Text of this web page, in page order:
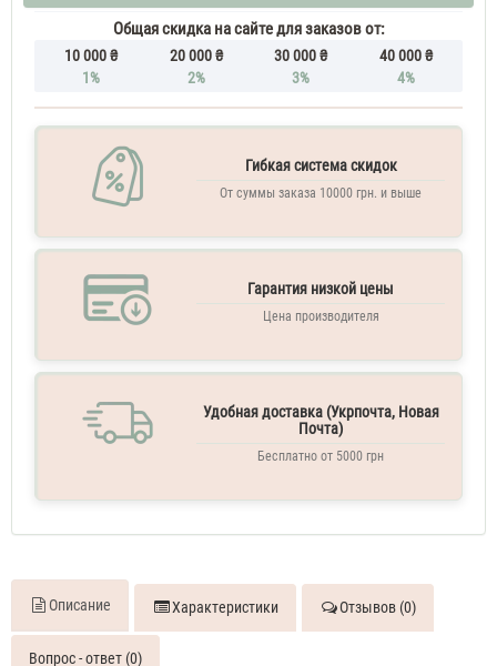
Общая скидка на сайте для заказов от:
10 000 ₴
1%
20 000 ₴
2%
30 000 ₴
3%
40 000 ₴
4%
Гибкая система скидок
От суммы заказа 10000 грн. и выше
Гарантия низкой цены
Цена производителя
Удобная доставка (Укрпочта, Новая
Почта)
Бесплатно от 5000 грн
Описание Характеристики Отзывов (0)
Вопрос - ответ (0)